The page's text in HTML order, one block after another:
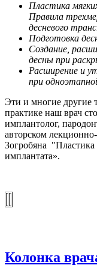
Пластика
Правила
десневого
Подготовка
Создание,
десны при
Расширение и
при
Эти и многие другие
практике наш врач
имплантолог,
авторском
Зогробяна "Пластика
имплантата».
Колонка